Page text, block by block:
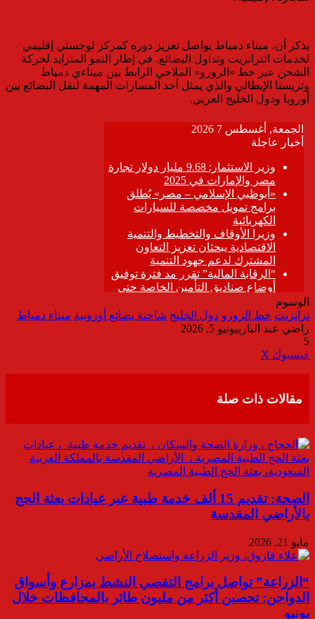
يذكر أن، ميناء دمياط يواصل تعزيز دوره كمركز لوجستي إقليمي
لخدمات الترانزيت وتداول البضائع، في إطار النمو المتزايد لحركة
الشحن عبر خط «الرورو» الملاحي الرابط بين ميناءي دمياط
وتريستا الإيطالي والذي يمثل أحد المسارات المهمة لنقل البضائع بين
أوروبا ودول الخليج العربي.
الوسوم
ترانزيت خط الرورو دول الخليج شاحنة بضائع أوروبية ميناء دمياط
راضي عبد البارييونيو 5, 2026
5
فيسبوك ‫X
مقالات ذات صلة
الصحة: تقديم 15 ألف خدمة طبية عبر عيادات بعثة الحج
بالأراضي المقدسة
مايو 21, 2026
“الزراعة” تواصل برامج التقصي النشط بمزارع وأسواق
الدواجن: تحصين أكثر من مليون طائر بالمحافظات خلال
يونيو